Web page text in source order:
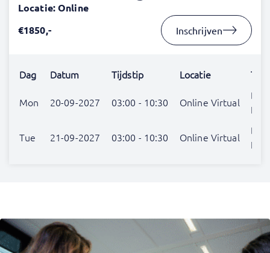
Locatie: Online
€1850,-
Inschrijven
Dag Datum Tijdstip Locatie
Mon 20-09-2027 03:00 - 10:30 Online Virtual
Ben
Tue 21-09-2027 03:00 - 10:30 Online Virtual
Ben